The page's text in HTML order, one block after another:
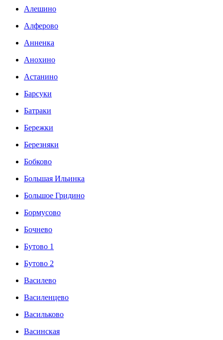
Алешино
Алферово
Анненка
Анохино
Астанино
Барсуки
Батраки
Бережки
Березняки
Бобково
Большая Ильинка
Большое Гридино
Бормусово
Бочнево
Бутово 1
Бутово 2
Василево
Василенцево
Васильково
Васинская